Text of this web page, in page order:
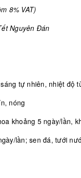
8% VAT)
Nguyên Đán
tự nhiên, nhiệt độ
nóng
khoảng 5 ngày/lần,
lần; sen đá, tưới